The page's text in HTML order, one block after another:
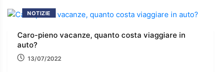
NOTIZIE
Caro-pieno vacanze, quanto costa viaggiare in
auto?
13/07/2022